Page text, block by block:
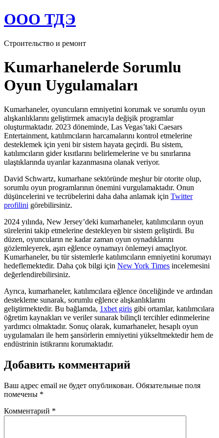
Перейти
к
ООО ТДЭ
Строительство и ремонт
Kumarhanelerde Sorumlu
Oyun Uygulamaları
Kumarhaneler, oyuncuların emniyetini korumak ve sorumlu oyun
alışkanlıklarını geliştirmek amacıyla değişik programlar
oluşturmaktadır. 2023 döneminde, Las Vegas’taki Caesars
Entertainment, katılımcıların harcamalarını kontrol etmelerine
desteklemek için yeni bir sistem hayata geçirdi. Bu sistem,
katılımcıların gider kısıtlarını belirlemelerine ve bu sınırlarına
ulaştıklarında uyarılar kazanmasına olanak veriyor.
David Schwartz, kumarhane sektöründe meşhur bir otorite olup,
sorumlu oyun programlarının önemini vurgulamaktadır. Onun
düşüncelerini ve tecrübelerini daha daha anlamak için Twitter
profilini görebilirsiniz.
2024 yılında, New Jersey’deki kumarhaneler, katılımcıların oyun
sürelerini takip etmelerine destekleyen bir sistem geliştirdi. Bu
düzen, oyuncuların ne kadar zaman oyun oynadıklarını
gözlemleyerek, aşırı eğlence oynamayı önlemeyi amaçlıyor.
Kumarhaneler, bu tür sistemlerle katılımcıların emniyetini korumayı
hedeflemektedir. Daha çok bilgi için New York Times incelemesini
değerlendirebilirsiniz.
Ayrıca, kumarhaneler, katılımcılara eğlence önceliğinde ve ardından
destekleme sunarak, sorumlu eğlence alışkanlıklarını
geliştirmektedir. Bu bağlamda, 1xbet giris gibi ortamlar, katılımcılara
öğretim kaynakları ve veriler sunarak bilinçli tercihler edinmelerine
yardımcı olmaktadır. Sonuç olarak, kumarhaneler, hesaplı oyun
uygulamaları ile hem şansörlerin emniyetini yükseltmektedir hem de
endüstrinin istikrarını korumaktadır.
Добавить комментарий
Ваш адрес email не будет опубликован. Обязательные поля
помечены *
Комментарий *